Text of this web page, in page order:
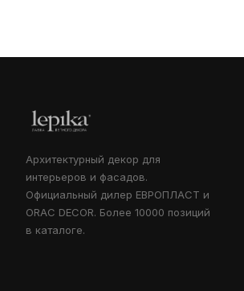
Архитектурный декор для
интерьеров и фасадов.
Официальный дилер ЕВРОПЛАСТ и
ORAC DECOR. Более 10000 позиций
в каталоге.